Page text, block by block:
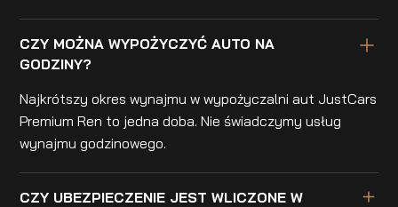
CZY MOŻNA WYPOŻYCZYĆ AUTO NA
GODZINY?
Najkrótszy okres wynajmu w wypożyczalni aut JustCars
Premium Ren to jedna doba. Nie świadczymy usług
wynajmu godzinowego.
CZY UBEZPIECZENIE JEST WLICZONE W